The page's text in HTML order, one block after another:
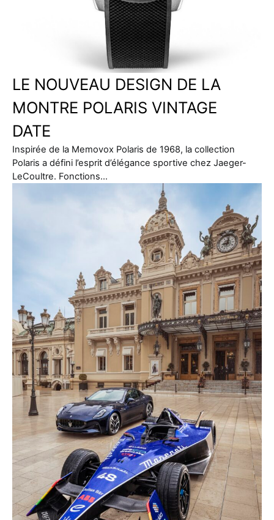
LE NOUVEAU DESIGN DE LA
MONTRE POLARIS VINTAGE
DATE
Inspirée de la Memovox Polaris de 1968, la collection
Polaris a défini l’esprit d’élégance sportive chez Jaeger-
LeCoultre. Fonctions…